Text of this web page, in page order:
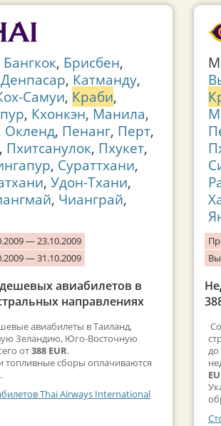
Бангкок, Брисбен,
Денпасар, Катманду,
Самуи, Краби,
, Кхонкэн, Манила,
Окленд, Пенанг, Перт,
, Пхитсанулок, Пхукет,
, Сураттхани,
, Удон-Тхани,
, Чианграй,
— 23.10.2009
— 31.10.2009
авиабилетов в
направлениях
авиабилеты в Таиланд,
Зеландию, Юго-Восточную
от388 EUR.
топливные сборы оплачиваются
Thai Airways International
до